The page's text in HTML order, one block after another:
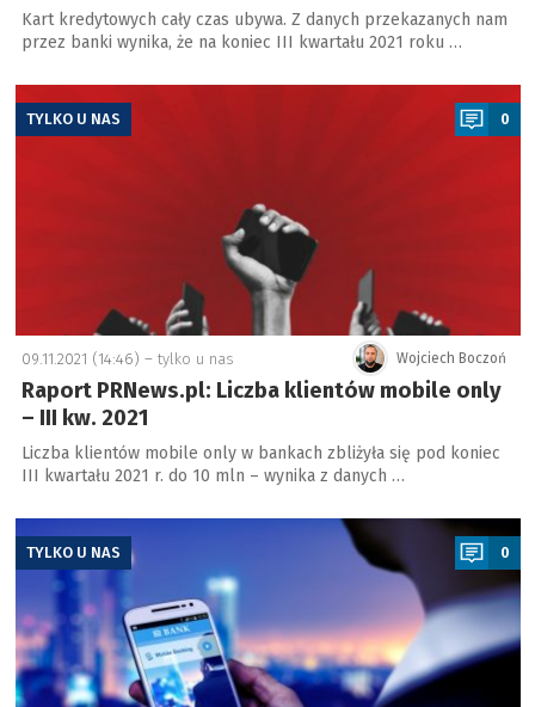
Kart kredytowych cały czas ubywa. Z danych przekazanych nam
przez banki wynika, że na koniec III kwartału 2021 roku …
a
TYLKO U NAS 0
Wojciech Boczoń
09.11.2021 (14:46) – tylko u nas
Raport PRNews.pl: Liczba klientów mobile only
– III kw. 2021
Liczba klientów mobile only w bankach zbliżyła się pod koniec
III kwartału 2021 r. do 10 mln – wynika z danych …
a
TYLKO U NAS 0